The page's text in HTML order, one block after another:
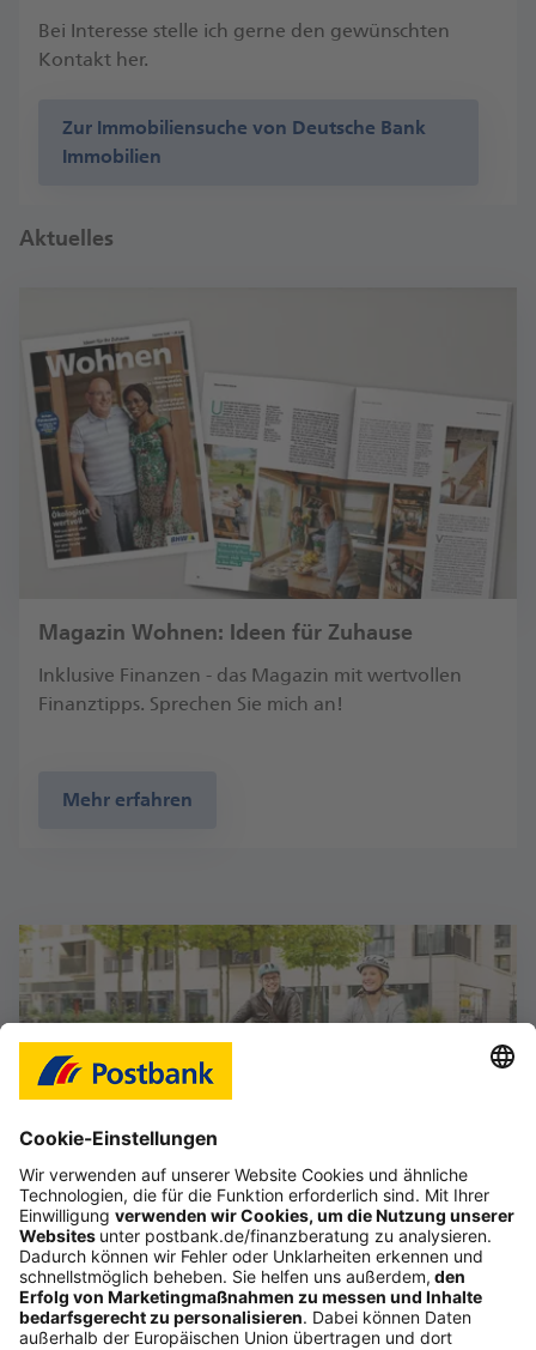
Bei Interesse stelle ich gerne den gewünschten
Kontakt her.
Zur Immobiliensuche von Deutsche Bank
Immobilien
Aktuelles
Magazin Wohnen: Ideen für Zuhause
Inklusive Finanzen - das Magazin mit wertvollen
Finanztipps. Sprechen Sie mich an!
Mehr erfahren
Das Gefühl, im Job frei zu sein
Starte deine selbstständige Karriere im Vertrieb,
auch als Quereinsteiger (d/m/w).